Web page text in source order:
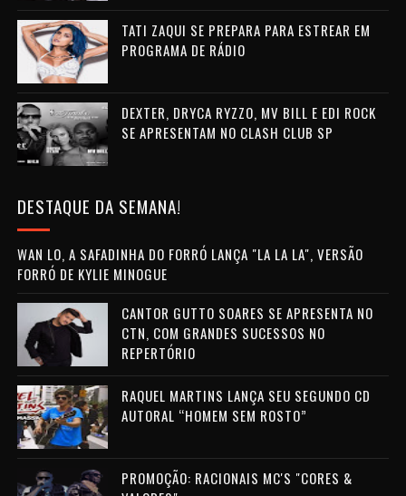
TATI ZAQUI SE PREPARA PARA ESTREAR EM
PROGRAMA DE RÁDIO
DEXTER, DRYCA RYZZO, MV BILL E EDI ROCK
SE APRESENTAM NO CLASH CLUB SP
DESTAQUE DA SEMANA!
WAN LO, A SAFADINHA DO FORRÓ LANÇA "LA LA LA", VERSÃO
FORRÓ DE KYLIE MINOGUE
CANTOR GUTTO SOARES SE APRESENTA NO
CTN, COM GRANDES SUCESSOS NO
REPERTÓRIO
RAQUEL MARTINS LANÇA SEU SEGUNDO CD
AUTORAL “HOMEM SEM ROSTO”
PROMOÇÃO: RACIONAIS MC'S "CORES &